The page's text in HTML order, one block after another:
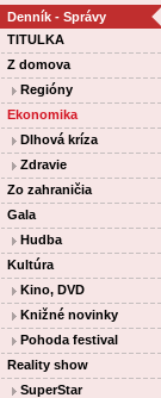
Denník - Správy
TITULKA
Z domova
Regióny
Ekonomika
Dlhová kríza
Zdravie
Zo zahraničia
Gala
Hudba
Kultúra
Kino, DVD
Knižné novinky
Pohoda festival
Reality show
SuperStar